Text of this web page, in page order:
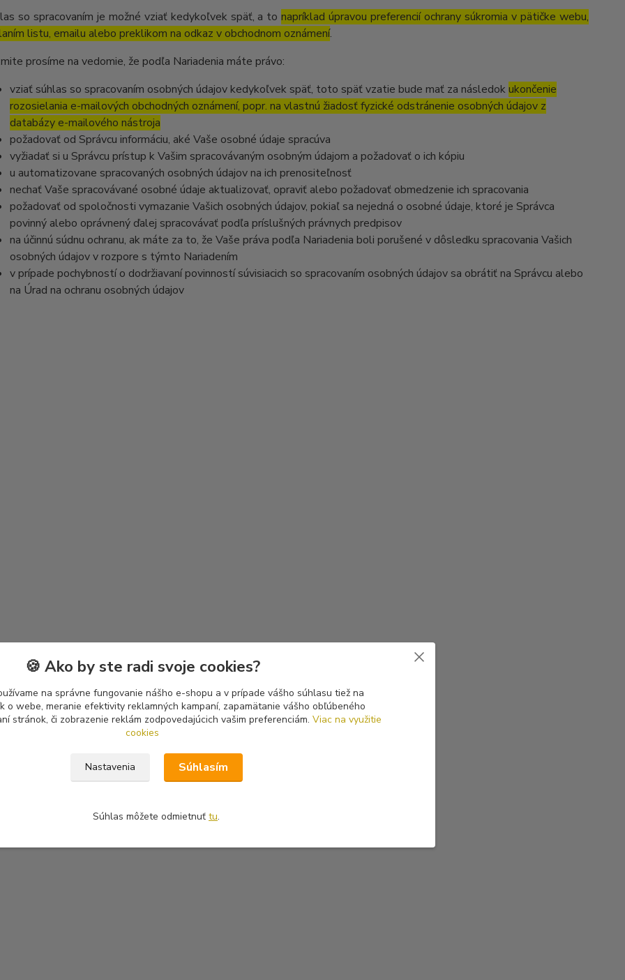
so spracovaním je možné vziať kedykoľvek späť, a tonapríklad úpravou preferencií ochrany súkromia v pätičke webu,
listu, emailu alebo preklikom na odkaz v obchodnom oznámení.
prosíme na vedomie, že podľa Nariadenia máte právo:
vziať súhlas so spracovaním osobných údajov kedykoľvek späť, toto späť vzatie bude mať za následok ukončenie
rozosielania e-mailových obchodných oznámení, popr. na vlastnú žiadosť fyzické odstránenie osobných údajov z
databázy e-mailového nástroja
požadovať od Správcu informáciu, aké Vaše osobné údaje spracúva
vyžiadať si u Správcu prístup k Vašim spracovávaným osobným údajom a požadovať o ich kópiu
u automatizovane spracovaných osobných údajov na ich prenositeľnosť
nechať Vaše spracovávané osobné údaje aktualizovať, opraviť alebo požadovať obmedzenie ich spracovania
požadovať od spoločnosti vymazanie Vašich osobných údajov, pokiaľ sa nejedná o osobné údaje, ktoré je Správca
povinný alebo oprávnený ďalej spracovávať podľa príslušných právnych predpisov
na účinnú súdnu ochranu, ak máte za to, že Vaše práva podľa Nariadenia boli porušené v dôsledku spracovania Vašich
osobných údajov v rozpore s týmto Nariadením
v prípade pochybností o dodržiavaní povinností súvisiacich so spracovaním osobných údajov sa obrátiť na Správcu alebo
na Úrad na ochranu osobných údajov
🍪 Ako by ste radi svoje cookies?
na správne fungovanie nášho e-shopu a v prípade vášho súhlasu tiež na
o webe, meranie efektivity reklamných kampaní, zapamätanie vášho obľúbeného
stránok, či zobrazenie reklám zodpovedajúcich vašim preferenciám. Viac na využitie
cookies
Nastavenia Súhlasím
Súhlas môžete odmietnuť tu.